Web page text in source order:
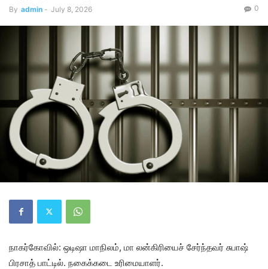
By admin - July 8, 2026 0
நாகர்கோவில்: ஒடிஷா மாநிலம், மா லன்கிரியைச் சேர்ந்தவர் சுபாஷ்
பிரசாத் பாட்டில். நகைக்கடை உரிமையாளர்.